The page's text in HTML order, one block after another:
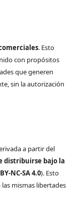
. Esto
con propósitos
que generen
sin la autorización
a partir del
distribuirse bajo la
NC-SA 4.0). Esto
mismas libertades